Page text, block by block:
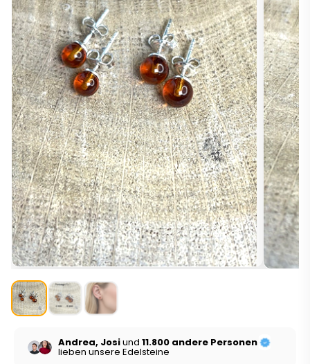
Andrea, Josiund11.800 andere Personen
lieben unsere Edelsteine